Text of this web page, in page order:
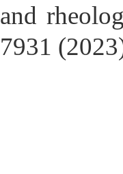
and
7931